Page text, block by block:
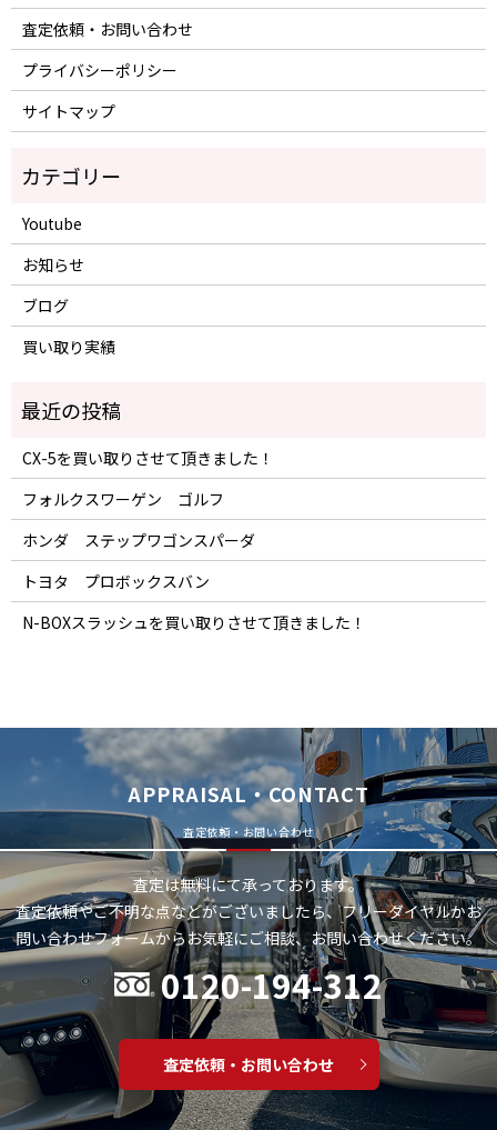
査定依頼・お問い合わせ
プライバシーポリシー
サイトマップ
Youtube
お知らせ
ブログ
買い取り実績
CX-5を買い取りさせて頂きました！
フォルクスワーゲン ゴルフ
ホンダ ステップワゴンスパーダ
トヨタ プロボックスバン
N-BOXスラッシュを買い取りさせて頂きました！
APPRAISAL・CONTACT
査定依頼・お問い合わせ
査定は無料にて承っております。
査定依頼やご不明な点などがございましたら、フリーダイヤルかお
問い合わせフォームからお気軽にご相談、お問い合わせください。
0120-194-312
査定依頼・お問い合わせ